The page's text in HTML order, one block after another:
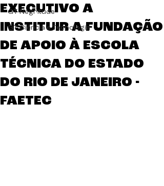
GT Negritude
GT Ciência e Tecnologia
EXECUTIVO A
INSTITUIR A FUNDAÇÃO
DE APOIO À ESCOLA
TÉCNICA DO ESTADO
DO RIO DE JANEIRO -
FAETEC